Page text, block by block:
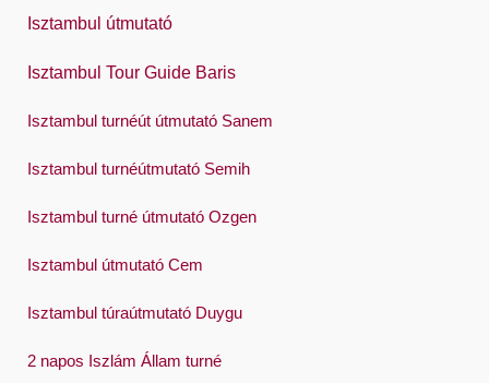
Italiano
Русский
Español
Swedish
Türkçe
Isztambul útmutató
Isztambul Tour Guide Baris
Isztambul turnéút útmutató Sanem
Isztambul turnéútmutató Semih
Isztambul turné útmutató Ozgen
Isztambul útmutató Cem
Isztambul túraútmutató Duygu
2 napos Iszlám Állam turné